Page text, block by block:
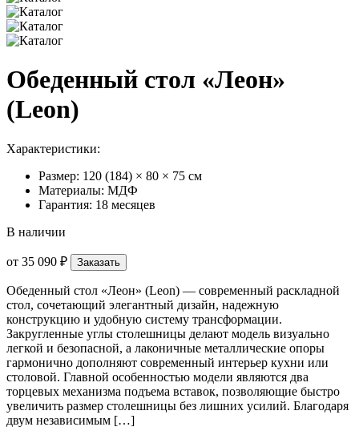
Обеденный стол «Леон»
(Leon)
Характеристики:
Размер: 120 (184) × 80 × 75 см
Материалы: МДФ
Гарантия: 18 месяцев
В наличии
от 35 090 ₽ Заказать
Обеденный стол «Леон» (Leon) — современный раскладной
стол, сочетающий элегантный дизайн, надежную
конструкцию и удобную систему трансформации.
Закругленные углы столешницы делают модель визуально
легкой и безопасной, а лаконичные металлические опоры
гармонично дополняют современный интерьер кухни или
столовой. Главной особенностью модели являются два
торцевых механизма подъема вставок, позволяющие быстро
увеличить размер столешницы без лишних усилий. Благодаря
двум независимым […]